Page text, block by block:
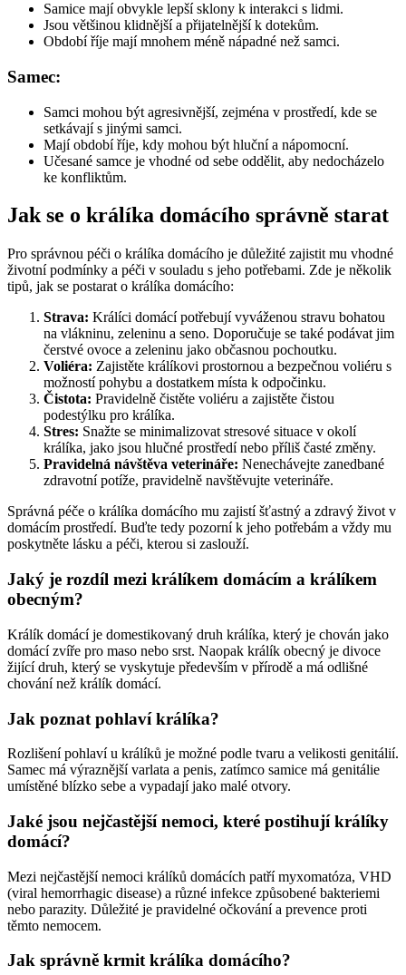
Samice mají obvykle lepší sklony k interakci s lidmi.
Jsou většinou klidnější a přijatelnější k dotekům.
Období říje mají mnohem méně nápadné než samci.
Samec:
Samci mohou být agresivnější, zejména v prostředí, kde se
setkávají s jinými samci.
Mají období říje, kdy mohou být hluční a nápomocní.
Učesané samce je vhodné od sebe oddělit, aby nedocházelo
ke konfliktům.
Jak se o králíka domácího správně starat
Pro správnou péči o králíka domácího je důležité zajistit mu vhodné
životní podmínky a péči v souladu s jeho potřebami. Zde je několik
tipů, jak se postarat o králíka domácího:
Strava: Králíci domácí potřebují vyváženou stravu bohatou
na vlákninu, zeleninu a seno. Doporučuje se také podávat jim
čerstvé ovoce a zeleninu jako občasnou pochoutku.
Voliéra: Zajistěte králíkovi prostornou a bezpečnou voliéru s
možností pohybu a dostatkem místa k odpočinku.
Čistota: Pravidelně čistěte voliéru a zajistěte čistou
podestýlku pro králíka.
Stres: Snažte se minimalizovat stresové situace v okolí
králíka, jako jsou hlučné prostředí nebo příliš časté změny.
Pravidelná návštěva veterináře: Nenechávejte zanedbané
zdravotní potíže, pravidelně navštěvujte veterináře.
Správná péče o králíka domácího mu zajistí šťastný a zdravý život v
domácím prostředí. Buďte tedy pozorní k jeho potřebám a vždy mu
poskytněte lásku a péči, kterou si zaslouží.
Jaký je rozdíl mezi králíkem domácím a králíkem
obecným?
Králík domácí je domestikovaný druh králíka, který je chován jako
domácí zvíře pro maso nebo srst. Naopak králík obecný je divoce
žijící druh, který se vyskytuje především v přírodě a má odlišné
chování než králík domácí.
Jak poznat pohlaví králíka?
Rozlišení pohlaví u králíků je možné podle tvaru a velikosti genitálií.
Samec má výraznější varlata a penis, zatímco samice má genitálie
umístěné blízko sebe a vypadají jako malé otvory.
Jaké jsou nejčastější nemoci, které postihují králíky
domácí?
Mezi nejčastější nemoci králíků domácích patří myxomatóza, VHD
(viral hemorrhagic disease) a různé infekce způsobené bakteriemi
nebo parazity. Důležité je pravidelné očkování a prevence proti
těmto nemocem.
Jak správně krmit králíka domácího?